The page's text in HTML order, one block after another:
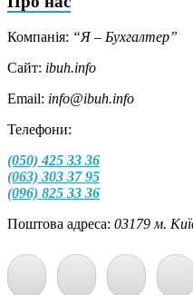
Компанія: “Я – Бухгалтер”
Сайт: ibuh.info
Email: info@ibuh.info
Телефони:
(050) 425 33 36
(063) 303 37 95
(096) 825 33 36
Поштова адреса: 03179 м.